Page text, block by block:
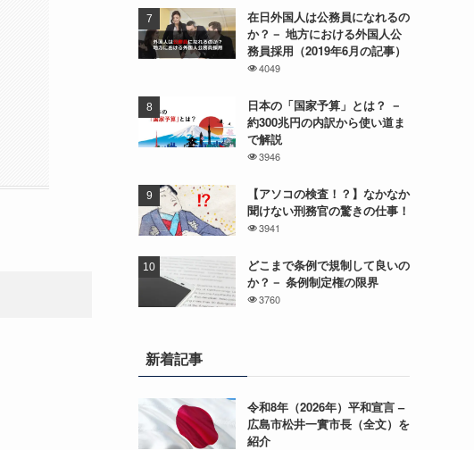
在日外国人は公務員になれるの
か？－ 地方における外国人公
務員採用（2019年6月の記事）
4049
日本の「国家予算」とは？ －
約300兆円の内訳から使い道ま
で解説
3946
【アソコの検査！？】なかなか
聞けない刑務官の驚きの仕事！
3941
どこまで条例で規制して良いの
か？－ 条例制定権の限界
3760
新着記事
令和8年（2026年）平和宣言 –
広島市松井一實市長（全文）を
紹介